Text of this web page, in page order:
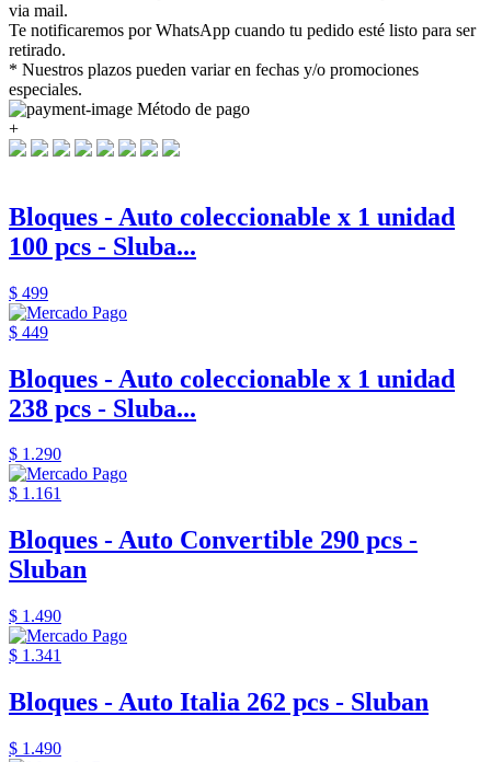
via mail.
Te notificaremos por WhatsApp cuando tu pedido esté listo para ser
retirado.
* Nuestros plazos pueden variar en fechas y/o promociones
especiales.
Método de pago
+
Bloques - Auto coleccionable x 1 unidad
100 pcs - Sluba...
$ 499
$ 449
Bloques - Auto coleccionable x 1 unidad
238 pcs - Sluba...
$ 1.290
$ 1.161
Bloques - Auto Convertible 290 pcs -
Sluban
$ 1.490
$ 1.341
Bloques - Auto Italia 262 pcs - Sluban
$ 1.490